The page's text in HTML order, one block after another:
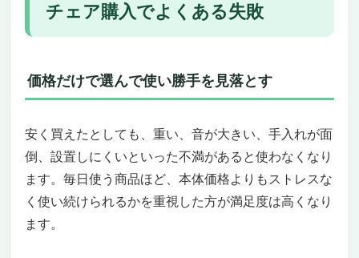
チェア購入でよくある失敗
価格だけで選んで使い勝手を見落とす
安く買えたとしても、重い、音が大きい、手入れが面
倒、設置しにくいといった不満があると使わなくなり
ます。毎日使う商品ほど、本体価格よりもストレスな
く使い続けられるかを重視した方が満足度は高くなり
ます。